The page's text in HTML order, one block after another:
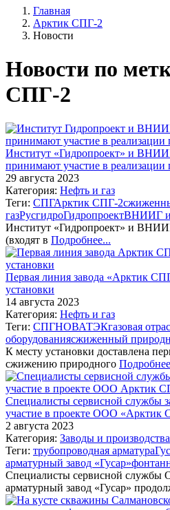
Главная
Арктик СПГ-2
Новости
Новости по
СПГ-2
Институт «Гидропроект» и
принимают участие в
29 августа 2023
Категория: Нефть и газ
Теги: СПГАрктик СПГ-2
газРусгидроГидропроектВНИИГ
Институт «Гидропроект» и
(входят в Подробнее...
Первая линия завода «Арктик
установки
14 августа 2023
Категория: Нефть и газ
Теги: СПГНОВАТЭКгазовая
оборудованиясжиженный
К месту установки доставлена
сжижению природного
Специалисты сервисной службы
участие в проекте ООО «Арктик
2 августа 2023
Категория: Заводы и производства
Теги: трубопроводная арматура
арматурный завод «Гусар»
Специалисты сервисной службы
арматурный завод «Гусар»